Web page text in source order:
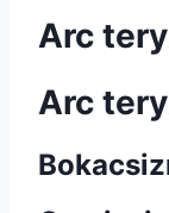
Arc
Arc